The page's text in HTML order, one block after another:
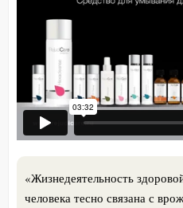
«Жизнедеятельность
человека тесно связана с